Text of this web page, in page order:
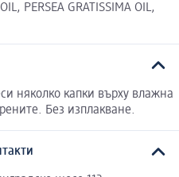
PERSEA GRATISSIMA OIL,
няколко капки върху влажна
Без изплакване.